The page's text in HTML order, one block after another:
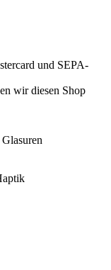
und SEPA-
wir diesen Shop